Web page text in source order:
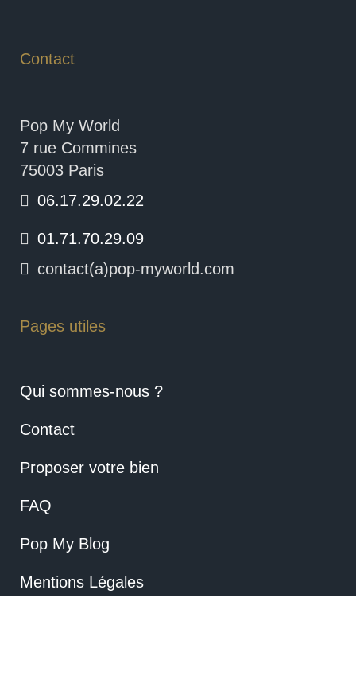
Contact
Pop My World
7 rue Commines
75003 Paris
06.17.29.02.22
01.71.70.29.09
contact(a)pop-myworld.com
Pages utiles
Qui sommes-nous ?
Contact
Proposer votre bien
FAQ
Pop My Blog
Mentions Légales